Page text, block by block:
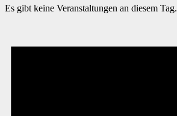
Es gibt keine Veranstaltungen an diesem Tag.